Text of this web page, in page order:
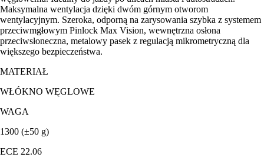
Maksymalna wentylacja dzięki dwóm górnym otworom
wentylacyjnym. Szeroka, odporną na zarysowania szybka z systemem
przeciwmgłowym Pinlock Max Vision, wewnętrzna osłona
przeciwsłoneczna, metalowy pasek z regulacją mikrometryczną dla
większego bezpieczeństwa.
MATERIAŁ
WŁÓKNO WĘGLOWE
WAGA
1300 (±50 g)
ECE 22.06